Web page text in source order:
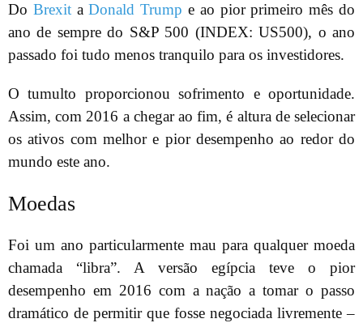
Do BrexitaDonald Trump e ao pior primeiro mês do
ano de sempre do S&P 500 (INDEX: US500), o ano
passado foi tudo menos tranquilo para os investidores.
O tumulto proporcionou sofrimento e oportunidade.
Assim, com 2016 a chegar ao fim, é altura de selecionar
os ativos com melhor e pior desempenho ao redor do
mundo este ano.
Moedas
Foi um ano particularmente mau para qualquer moeda
chamada “libra”. A versão egípcia teve o pior
desempenho em 2016 com a nação a tomar o passo
dramático de permitir que fosse negociada livremente –